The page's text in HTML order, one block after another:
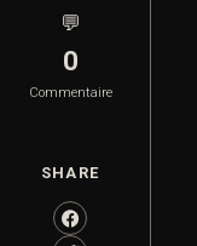
💬
0
Commentaire
SHARE